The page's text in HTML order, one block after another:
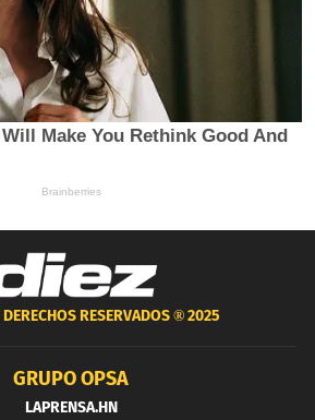
RESERVADOS ®2025
GRUPO OPSA
LAPRENSA.HN